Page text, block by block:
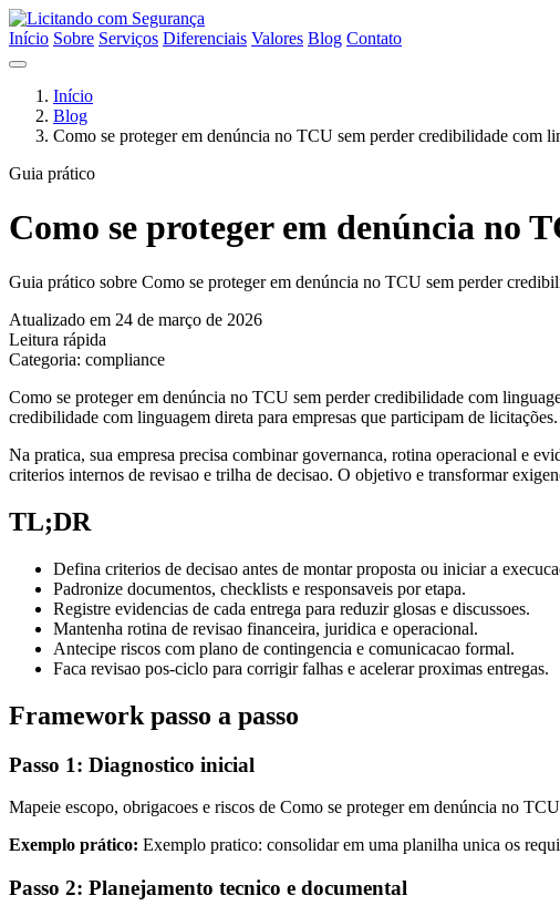
Início Sobre Serviços Diferenciais Valores Blog Contato
Início
Blog
Como se proteger em denúncia no TCU sem perder credibilidade com
Guia prático
Como se proteger em denúncia no
Guia prático sobre Como se proteger em denúncia no TCU sem perder
Atualizado em 24 de março de 2026
Leitura rápida
Categoria: compliance
Como se proteger em denúncia no TCU sem perder credibilidade com
credibilidade com linguagem direta para empresas que participam de
Na pratica, sua empresa precisa combinar governanca, rotina operacional e
criterios internos de revisao e trilha de decisao. O objetivo e transformar
TL;DR
Defina criterios de decisao antes de montar proposta ou iniciar a
Padronize documentos, checklists e responsaveis por etapa.
Registre evidencias de cada entrega para reduzir glosas e discussoes.
Mantenha rotina de revisao financeira, juridica e operacional.
Antecipe riscos com plano de contingencia e comunicacao formal.
Faca revisao pos-ciclo para corrigir falhas e acelerar proximas entregas.
Framework passo a passo
Passo 1: Diagnostico inicial
Mapeie escopo, obrigacoes e riscos de Como se proteger em denúncia no
Exemplo prático: Exemplo pratico: consolidar em uma planilha unica os
Passo 2: Planejamento tecnico e documental